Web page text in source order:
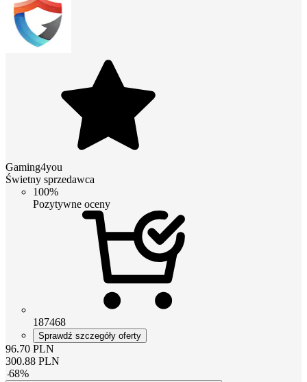
Gaming4you
Świetny sprzedawca
100%
Pozytywne oceny
187468
Sprawdź szczegóły oferty
96.70 PLN
300.88 PLN
-68%